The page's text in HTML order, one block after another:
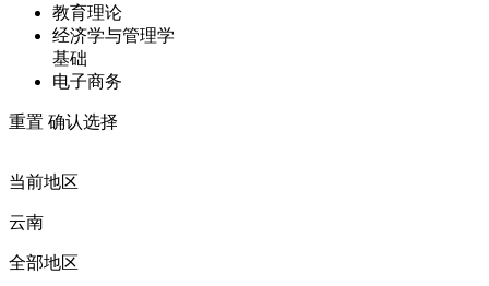
教育理论
经济学与管理学
基础
电子商务
重置 确认选择
当前地区
云南
全部地区